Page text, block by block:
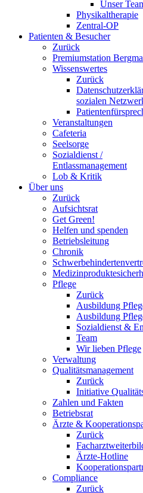
Unser
Physikaltherapie
Zentral-OP
Patienten & Besucher
Zurück
Premiumstation
Wissenswertes
Zurück
sozialen
Veranstaltungen
Cafeteria
Seelsorge
Sozialdienst /
Entlassmanagement
Lob & Kritik
Über uns
Zurück
Aufsichtsrat
Get Green!
Helfen und spenden
Betriebsleitung
Chronik
Pflege
Zurück
Ausbildung
Ausbildung
Sozialdienst &
Team
Wir lieben Pflege
Verwaltung
Qualitätsmanagement
Zurück
Initiative
Zahlen und Fakten
Betriebsrat
Ärzte &
Zurück
Ärzte-Hotline
Compliance
Zurück